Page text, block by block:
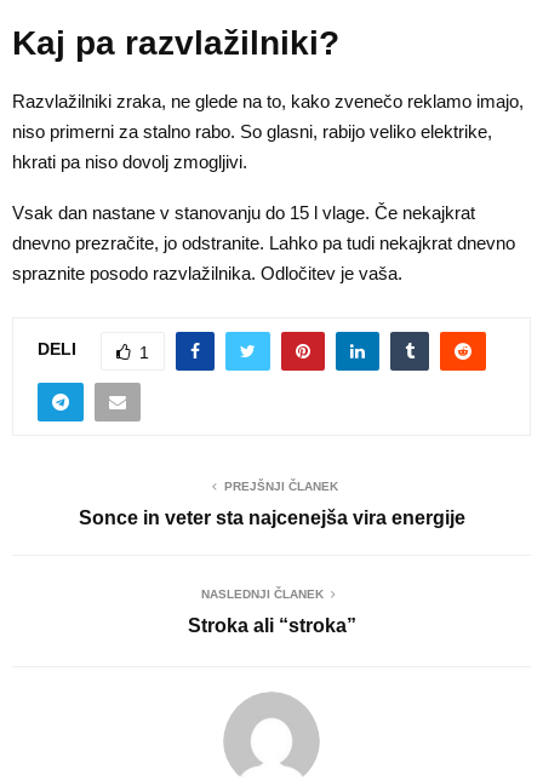
Kaj pa razvlažilniki?
Razvlažilniki zraka, ne glede na to, kako zvenečo reklamo imajo,
niso primerni za stalno rabo. So glasni, rabijo veliko elektrike,
hkrati pa niso dovolj zmogljivi.
Vsak dan nastane v stanovanju do 15 l vlage. Če nekajkrat
dnevno prezračite, jo odstranite. Lahko pa tudi nekajkrat dnevno
spraznite posodo razvlažilnika. Odločitev je vaša.
DELI 1
PREJŠNJI ČLANEK
Sonce in veter sta najcenejša vira energije
NASLEDNJI ČLANEK
Stroka ali “stroka”